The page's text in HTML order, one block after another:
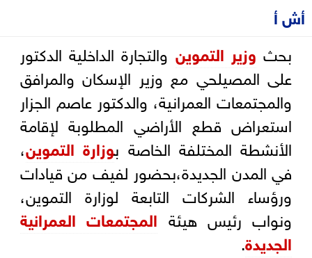
أش أ
بحث وزير التموين والتجارة الداخلية الدكتور
على المصيلحي مع وزير الإسكان والمرافق
والمجتمعات العمرانية، والدكتور عاصم الجزار
استعراض قطع الأراضي المطلوبة لإقامة
الأنشطة المختلفة الخاصة بوزارة التموين،
في المدن الجديدة،بحضور لفيف من قيادات
ورؤساء الشركات التابعة لوزارة التموين،
ونواب رئيس هيئة المجتمعات العمرانية
الجديدة.